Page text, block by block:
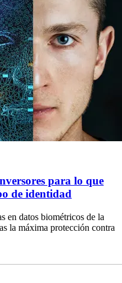
para lo que
de identidad
en datos biométricos de la
la máxima protección contra